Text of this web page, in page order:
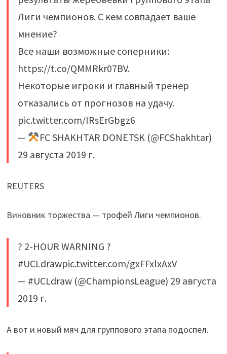
Лиги чемпионов. С кем совпадает ваше
мнение?
Все наши возможные соперники:
https://t.co/QMMRkr07BV.
Некоторые игроки и главный тренер
отказались от прогнозов на удачу.
pic.twitter.com/IRsErGbgz6
—
FC SHAKHTAR DONETSK (@FCShakhtar)
29 августа 2019 г.
REUTERS
Виновник торжества — трофей Лиги чемпионов.
? 2-HOUR WARNING ?
#UCLdrawpic.twitter.com/gxFFxlxAxV
— #UCLdraw (@ChampionsLeague) 29 августа
2019 г.
А вот и новый мяч для группового этапа подоспел.